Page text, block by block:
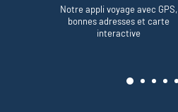
Notre appli voyage avec GPS,
bonnes adresses et carte
interactive